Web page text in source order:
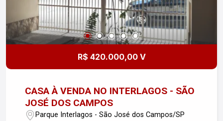
R$ 420.000,00 V
CASA À VENDA NO INTERLAGOS - SÃO
JOSÉ DOS CAMPOS
Parque Interlagos - São José dos Campos/SP